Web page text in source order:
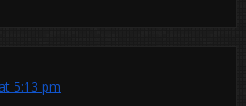
5:13 pm